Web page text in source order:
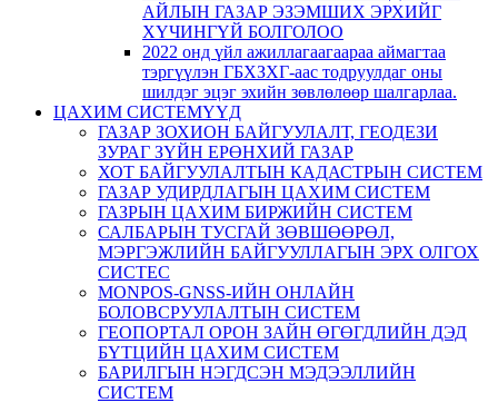
АЙЛЫН ГАЗАР ЭЗЭМШИХ ЭРХИЙГ
ХҮЧИНГҮЙ БОЛГОЛОО
2022 онд үйл ажиллагаагаараа аймагтаа
тэргүүлэн ГБХЗХГ-аас тодруулдаг оны
шилдэг эцэг эхийн зөвлөлөөр шалгарлаа.
ЦАХИМ СИСТЕМҮҮД
ГАЗАР ЗОХИОН БАЙГУУЛАЛТ, ГЕОДЕЗИ
ЗУРАГ ЗҮЙН ЕРӨНХИЙ ГАЗАР
ХОТ БАЙГУУЛАЛТЫН КАДАСТРЫН СИСТЕМ
ГАЗАР УДИРДЛАГЫН ЦАХИМ СИСТЕМ
ГАЗРЫН ЦАХИМ БИРЖИЙН СИСТЕМ
САЛБАРЫН ТУСГАЙ ЗӨВШӨӨРӨЛ,
МЭРГЭЖЛИЙН БАЙГУУЛЛАГЫН ЭРХ ОЛГОХ
СИСТЕС
MONPOS-GNSS-ИЙН ОНЛАЙН
БОЛОВСРУУЛАЛТЫН СИСТЕМ
ГЕОПОРТАЛ ОРОН ЗАЙН ӨГӨГДЛИЙН ДЭД
БҮТЦИЙН ЦАХИМ СИСТЕМ
БАРИЛГЫН НЭГДСЭН МЭДЭЭЛЛИЙН
СИСТЕМ